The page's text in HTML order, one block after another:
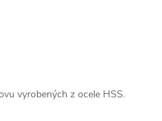
vyrobených z ocele HSS.